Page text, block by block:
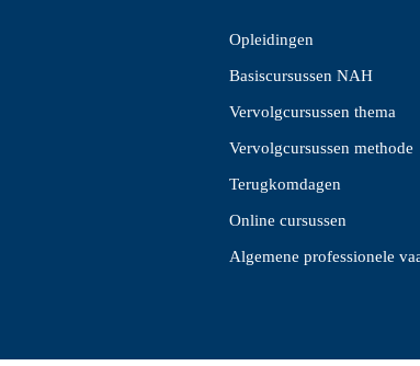
Opleidingen
Basiscursussen NAH
Vervolgcursussen thema
Vervolgcursussen methode
Terugkomdagen
Online cursussen
Algemene professionele